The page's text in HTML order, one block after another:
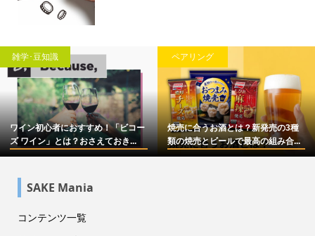
雑学･豆知識
ワイン初心者におすすめ！「ビコー
ズ ワイン」とは？おさえておき...
ペアリング
焼売に合うお酒とは？新発売の3種
類の焼売とビールで最高の組み合...
SAKE Mania
コンテンツ一覧